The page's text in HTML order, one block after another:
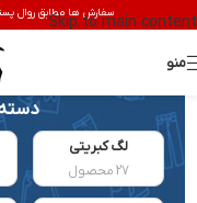
Skip to main content
سفارش ها مطابق روال پستی بین 2 تا 6 روز کاری به دست
منو
لگ کبریتی
27 محصول